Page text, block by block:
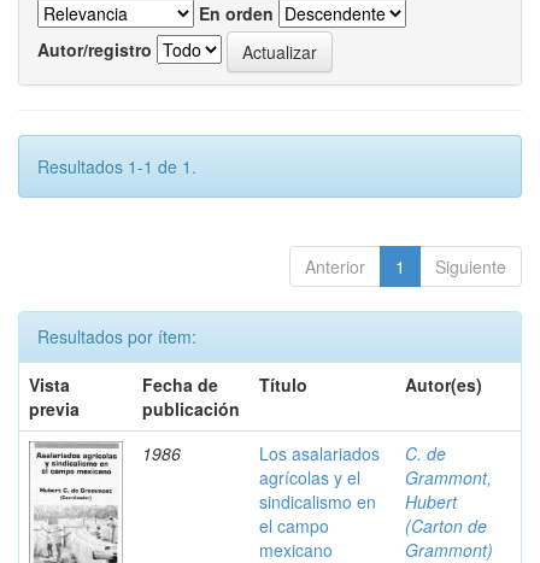
En orden
Autor/registro
Resultados 1-1 de 1.
Anterior 1 Siguiente
Resultados por ítem:
Vista
previa
Fecha de
publicación
Título Autor(es)
1986
Los asalariados
agrícolas y el
sindicalismo en
el campo
mexicano
C. de
Grammont,
Hubert
(Carton de
Grammont)